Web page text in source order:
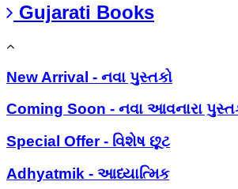
Gujarati Books
New Arrival - નવા પુસ્તકો
Coming Soon - નવા આવનારા
Special Offer - વિશેષ છૂટ
Adhyatmik - આધ્યાત્મિક